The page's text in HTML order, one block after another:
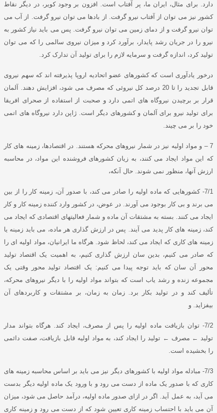
دارد برای مثال، ایران ما، پر آفتاب است
افزون بر وجود کویر، در دیگر نقاط
کشور نیز می توان از آفتاب نیرو گرفت
از بادها می توان نیرو گرفت
از آب می
توان نیرو گرفت و از دمای زمین می توان نیرو گرفت
پس می باید نیاز کشور به
نیرو را در جریان رشد پایدار، برآورد کرد و میزان نیروی سالمی را که می توان
تولید کرد، اندازه گرفت و سرمایه لازم را برای تولید آن تدارک کرد
درخور یادآوری است که کشورهای عضو اتحادیه اروپا پذیرفته اند که سهم نیروی
قابل تجدید را تا20 درصد کل نیروئی که مصرف می شود، افزایش دهند
آلمان
قرار بر برچیدن نیروگاه های اتمی دارد و صحبت از استفاده از صحرای افریقا
برای تولید نیرو برای آلمان و کشورهای دیگر است
ژاپن دارد نیروگاه های اتمی
خود را بر می چیند
7 – و مواد اولیه نیز در شمار نیروهای محرکه هستند
در اقتصادها، زمینه های کار
که این مواد ایجاد می کنند، به زیان کشورهای فروشنده این مواد، در محاسبه
ارزش آنها، منظور نمی شوند
حال آنکه،
7/1- کشورهایی که ماده اولیه را صادر می کند، با صدور آن، زمینه کار را از بین
می برند و بی کار بوجود می آورند
در عوض، در کشور وارد کننده زمینه کار و کار
ایجاد می کنند
بسته به مشتقات آن ماده و شمار فعالیتهای اقتصادی که ایجاد می
کند، زمینه های کار پدید می آیند
پس در ارزش گذاری هر ماده، می باید زمینه یا
زمینه های کاری که ایجاد می کند، لحاظ شود
هرگاه ما ایرانیان، مواد اولیه ای را
که صادر می کنیم، بدین سان ارزش گذاری کنیم، به اهمیت یک اقتصاد تولید
محور آن سان که باید توجه پیدا می کنیم : یک اقتصاد تولید محور وقتی یک
مجموعه زنده و رشد یاب است که بتواند مواد اولیه را با دیگر نیروهای محرکه،
تألیف کند و در تولید بکار برد
زمان به زمان، بر مشتقات و کاربردهای آن
بیفزاید
و
7/2- توان بازیافت ماده اولیه را پس از مصرف، ایجاد کند
هرگاه بتواند مدار
تولید ← مصرف ← تولید را ایجاد کند، به مواد اولیه قابل بازیافت، صفت دائمی
را بخشیده است
7/3-
مبادله مواد اولیه با کشورهای دیگر نیز می باید بر اساس محاسبه زمینه های
کاری که با صدور یک ماده از دست می رود و با ورود یک ماده اولیه دیگر بدست
می آید، به عمل آید
اگر در ازای صدور ماده اولیه، درآمد حاصل می شود، میزان
آن می باید با احتساب زمینه کاری تعیین شود که از دست می رود و زمینه کاری